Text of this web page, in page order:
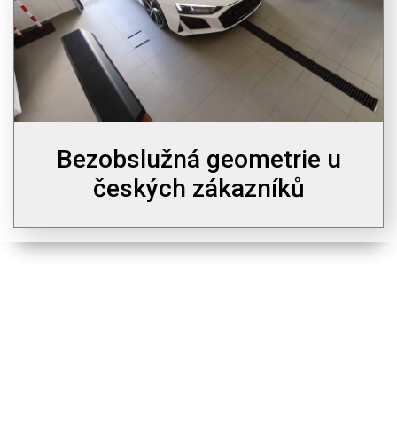
Bezobslužná geometrie u
českých zákazníků